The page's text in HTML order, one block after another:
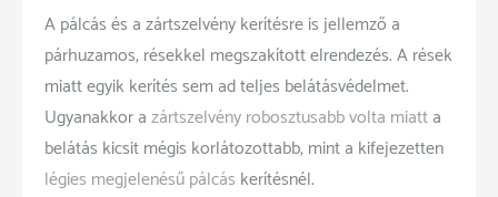
A pálcás és a zártszelvény kerítésre is jellemző a
párhuzamos, résekkel megszakított elrendezés. A rések
miatt egyik kerítés sem ad teljes belátásvédelmet.
Ugyanakkor azártszelvény robosztusabb volta miatta
belátás kicsit mégis korlátozottabb, mint a kifejezetten
légies megjelenésű pálcás kerítésnél.